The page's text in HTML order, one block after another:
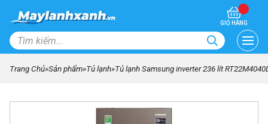
GIỎ HÀNG
Trang Chủ»Sản phẩm»Tủ lạnh»Tủ lạnh Samsung inverter 236 lít